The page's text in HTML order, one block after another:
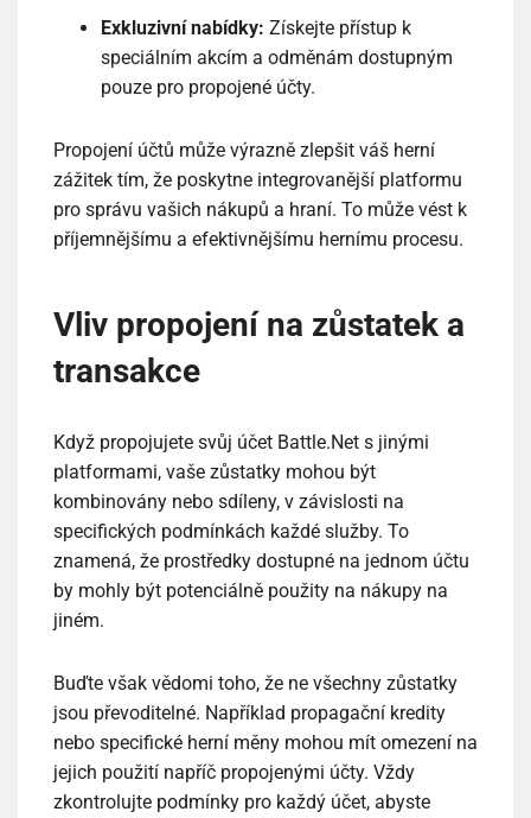
Exkluzivní nabídky: Získejte přístup k
speciálním akcím a odměnám dostupným
pouze pro propojené účty.
Propojení účtů může výrazně zlepšit váš herní
zážitek tím, že poskytne integrovanější platformu
pro správu vašich nákupů a hraní. To může vést k
příjemnějšímu a efektivnějšímu hernímu procesu.
Vliv propojení na zůstatek a
transakce
Když propojujete svůj účet Battle.Net s jinými
platformami, vaše zůstatky mohou být
kombinovány nebo sdíleny, v závislosti na
specifických podmínkách každé služby. To
znamená, že prostředky dostupné na jednom účtu
by mohly být potenciálně použity na nákupy na
jiném.
Buďte však vědomi toho, že ne všechny zůstatky
jsou převoditelné. Například propagační kredity
nebo specifické herní měny mohou mít omezení na
jejich použití napříč propojenými účty. Vždy
zkontrolujte podmínky pro každý účet, abyste